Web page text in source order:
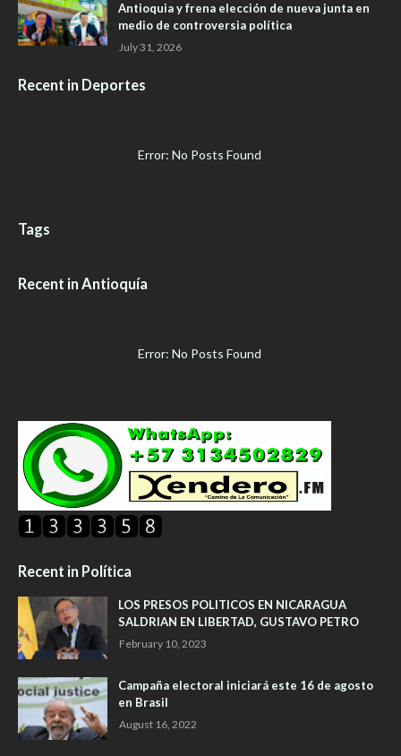
Antioquia y frena elección de nueva junta en
medio de controversia política
July 31, 2026
Recent in Deportes
Error: No Posts Found
Tags
Recent in Antioquía
Error: No Posts Found
Recent in Política
LOS PRESOS POLITICOS EN NICARAGUA
SALDRIAN EN LIBERTAD, GUSTAVO PETRO
February 10, 2023
Campaña electoral iniciará este 16 de agosto
en Brasil
August 16, 2022